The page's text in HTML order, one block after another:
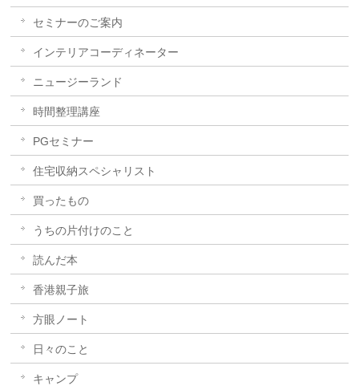
セミナーのご案内
インテリアコーディネーター
ニュージーランド
時間整理講座
PGセミナー
住宅収納スペシャリスト
買ったもの
うちの片付けのこと
読んだ本
香港親子旅
方眼ノート
日々のこと
キャンプ